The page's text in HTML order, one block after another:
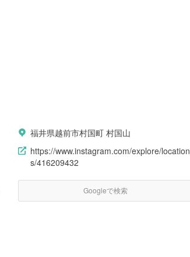
福井県越前市村国町 村国山
https://www.instagram.com/explore/location
s/416209432
Googleで検索